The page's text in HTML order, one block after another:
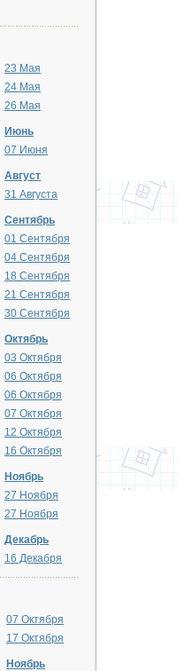
23 Мая
24 Мая
26 Мая
Июнь
07 Июня
Август
31 Августа
Сентябрь
01 Сентября
04 Сентября
18 Сентября
21 Сентября
30 Сентября
Октябрь
03 Октября
06 Октября
06 Октября
07 Октября
12 Октября
16 Октября
Ноябрь
27 Ноября
27 Ноября
Декабрь
16 Декабря
07 Октября
17 Октября
Ноябрь